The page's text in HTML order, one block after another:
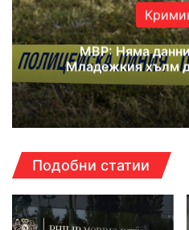
МВР: Няма
Младежкия хълм
Подобни статии